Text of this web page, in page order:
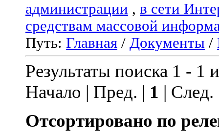
администрации , в сети
средствам массовой
Путь: Главная / Документы /
Результаты поиска 1 - 1
Начало | Пред. | 1 |
Отсортировано по